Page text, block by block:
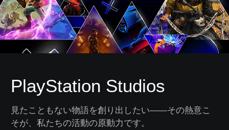
PlayStation Studios
見たこともない物語を創り出したい――その熱意こ
そが、私たちの活動の原動力です。